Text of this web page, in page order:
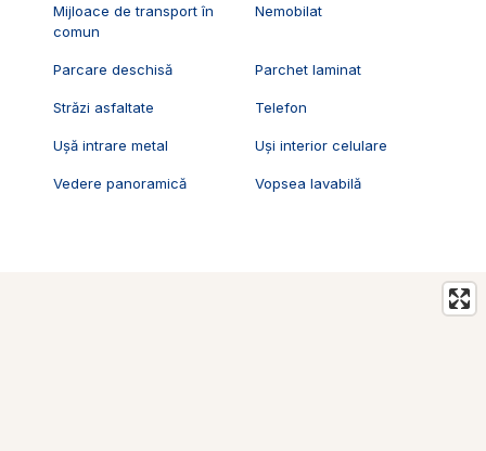
Mijloace de transport în
comun
Nemobilat
Parcare deschisă Parchet laminat
Străzi asfaltate Telefon
Ușă intrare metal Uși interior celulare
Vedere panoramică Vopsea lavabilă